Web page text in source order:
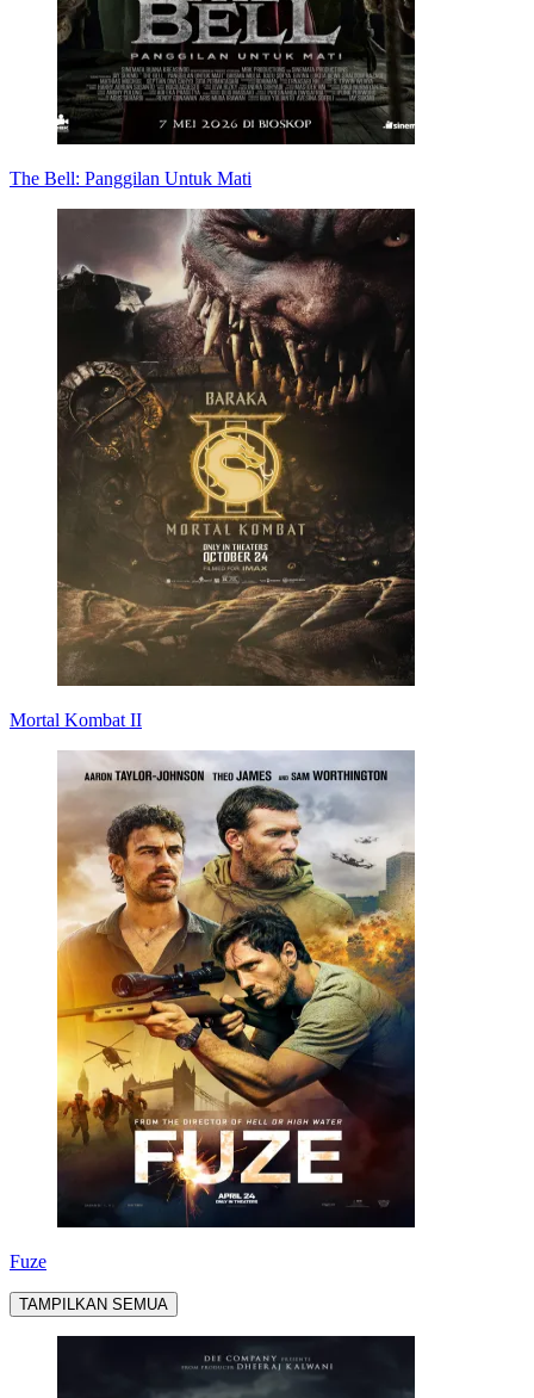
The Bell: Panggilan Untuk Mati
Mortal Kombat II
Fuze
TAMPILKAN SEMUA